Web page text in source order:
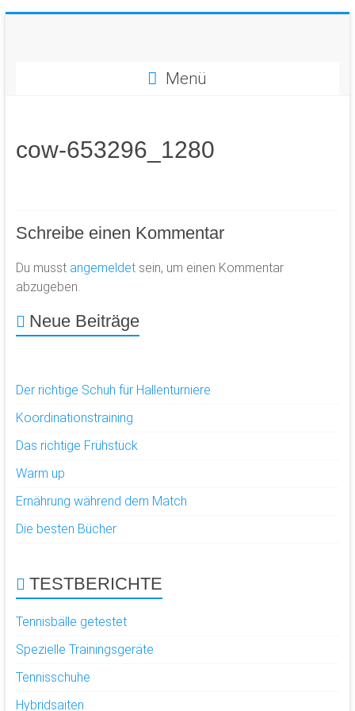
Tennis!
Menü
cow-653296_1280
Schreibe einen Kommentar
Du musst angemeldetsein, um einen Kommentar
abzugeben.
Neue Beiträge
Der richtige Schuh für Hallenturniere
Koordinationstraining
Das richtige Frühstück
Warm up
Ernährung während dem Match
Die besten Bücher
TESTBERICHTE
Tennisbälle getestet
Spezielle Trainingsgeräte
Tennisschuhe
Hybridsaiten